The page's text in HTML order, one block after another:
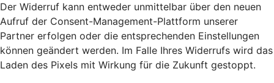
Der Widerruf kann entweder unmittelbar über den neuen
Aufruf der Consent-Management-Plattform unserer
Partner erfolgen oder die entsprechenden Einstellungen
können geändert werden. Im Falle Ihres Widerrufs wird das
Laden des Pixels mit Wirkung für die Zukunft gestoppt.